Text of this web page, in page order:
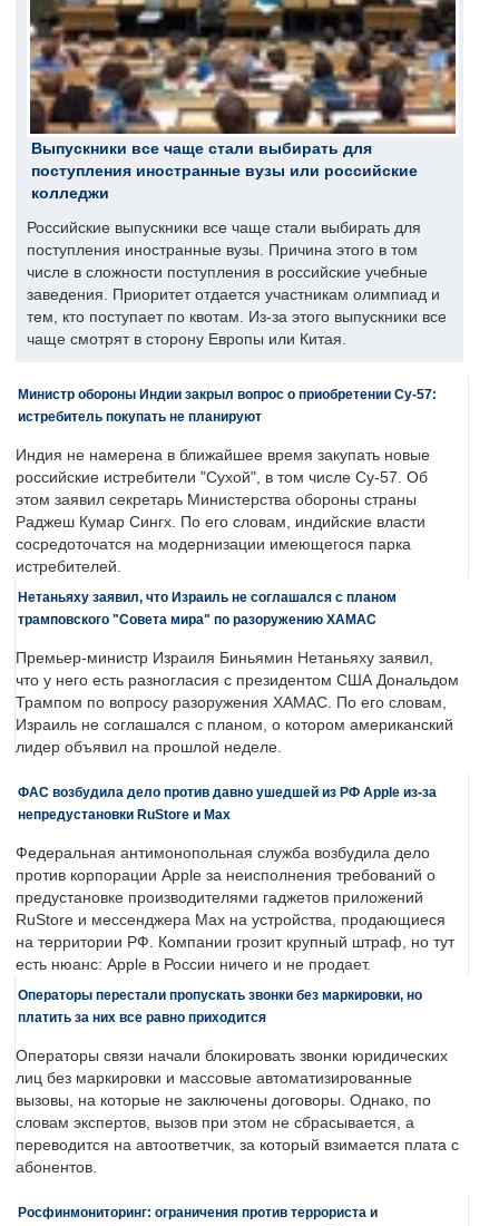
Выпускники все чаще стали выбирать для
поступления иностранные вузы или российские
колледжи
Российские выпускники все чаще стали выбирать для
поступления иностранные вузы. Причина этого в том
числе в сложности поступления в российские учебные
заведения. Приоритет отдается участникам олимпиад и
тем, кто поступает по квотам. Из-за этого выпускники все
чаще смотрят в сторону Европы или Китая.
Министр обороны Индии закрыл вопрос о приобретении Су-57:
истребитель покупать не планируют
Индия не намерена в ближайшее время закупать новые
российские истребители "Сухой", в том числе Су-57. Об
этом заявил секретарь Министерства обороны страны
Раджеш Кумар Сингх. По его словам, индийские власти
сосредоточатся на модернизации имеющегося парка
истребителей.
Нетаньяху заявил, что Израиль не соглашался с планом
трамповского "Совета мира" по разоружению ХАМАС
Премьер-министр Израиля Биньямин Нетаньяху заявил,
что у него есть разногласия с президентом США Дональдом
Трампом по вопросу разоружения ХАМАС. По его словам,
Израиль не соглашался с планом, о котором американский
лидер объявил на прошлой неделе.
ФАС возбудила дело против давно ушедшей из РФ Apple из-за
непредустановки RuStore и Max
Федеральная антимонопольная служба возбудила дело
против корпорации Apple за неисполнения требований о
предустановке производителями гаджетов приложений
RuStore и мессенджера Max на устройства, продающиеся
на территории РФ. Компании грозит крупный штраф, но тут
есть нюанс: Apple в России ничего и не продает.
Операторы перестали пропускать звонки без маркировки, но
платить за них все равно приходится
Операторы связи начали блокировать звонки юридических
лиц без маркировки и массовые автоматизированные
вызовы, на которые не заключены договоры. Однако, по
словам экспертов, вызов при этом не сбрасывается, а
переводится на автоответчик, за который взимается плата с
абонентов.
Росфинмониторинг: ограничения против террориста и